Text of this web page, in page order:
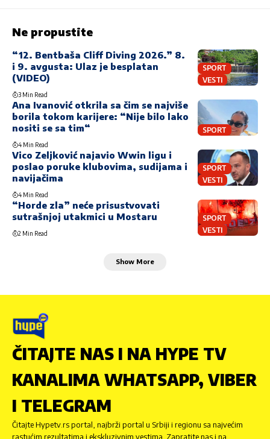
Ne propustite
SPORT
VESTI
“12. Bentbaša Cliff Diving 2026.” 8.
i 9. avgusta: Ulaz je besplatan
(VIDEO)
3 Min Read
SPORT
Ana Ivanović otkrila sa čim se najviše
borila tokom karijere: “Nije bilo lako
nositi se sa tim“
4 Min Read
SPORT
VESTI
Vico Zeljković najavio Wwin ligu i
poslao poruke klubovima, sudijama i
navijačima
4 Min Read
SPORT
VESTI
“Horde zla” neće prisustvovati
sutrašnjoj utakmici u Mostaru
2 Min Read
Show More
ČITAJTE NAS I NA HYPE TV
KANALIMA WHATSAPP, VIBER
I TELEGRAM
Čitajte Hypetv.rs portal, najbrži portal u Srbiji i regionu sa najvećim
rastućim rezultatima i ekskluzivnim vestima. Zapratite nas i na